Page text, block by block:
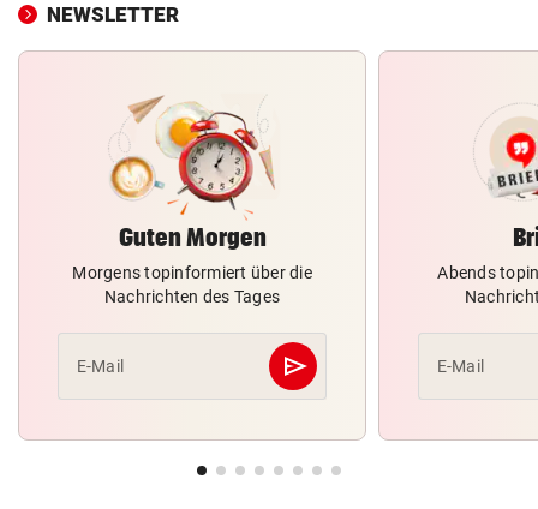
NEWSLETTER
Guten Morgen
Morgens topinformiert über die
Nachrichten des Tages
E-Mail send
Abschicken
Abends
E-Mail